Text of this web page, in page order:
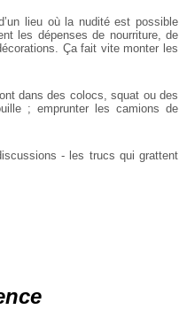
lieu où la nudité est possible
les dépenses de nourriture, de
Ça fait vite monter les
dans des colocs, squat ou des
; emprunter les camions de
- les trucs qui grattent